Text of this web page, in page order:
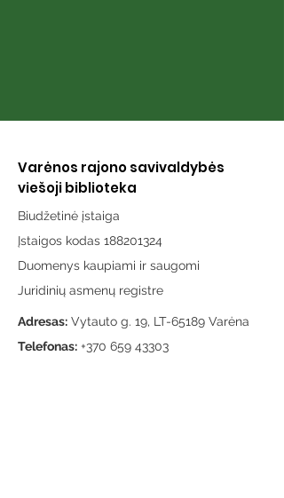
Varėnos rajono savivaldybės
viešoji biblioteka
Biudžetinė įstaiga
Įstaigos kodas 188201324
Duomenys kaupiami ir saugomi
Juridinių asmenų registre
Adresas: Vytauto g. 19, LT-65189 Varėna
Telefonas: +370 659 43303